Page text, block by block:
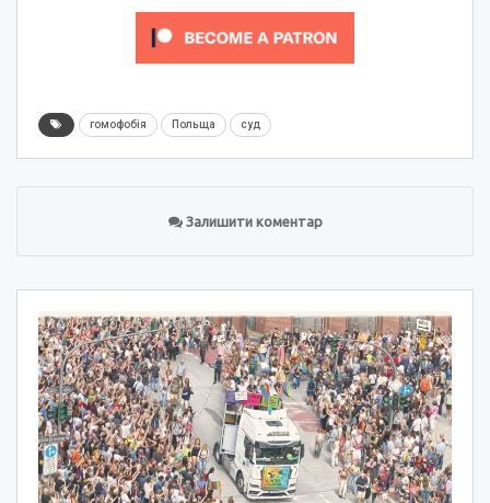
гомофобія Польща суд
Залишити коментар